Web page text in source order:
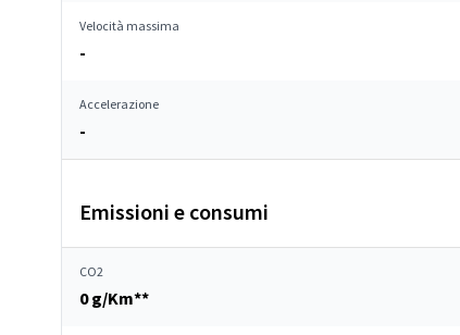
Velocità massima
-
Accelerazione
-
Emissioni e consumi
CO2
0 g/Km**